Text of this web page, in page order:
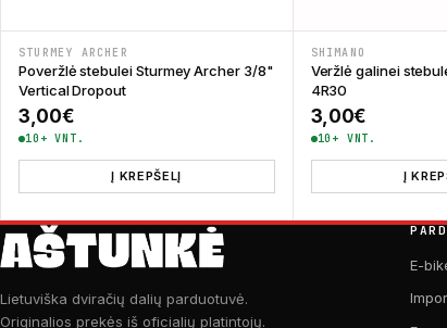
STURMEY ARCHER
Poveržlė stebulei Sturmey Archer 3/8"
Vertical Dropout
3,00€
10+ VNT.
Į KREPŠELĮ
SHIMANO
Veržlė galinei
4R30
3,00€
10+ VNT.
Į
Lietuviška dviračių dalių parduotuvė.
Originalios prekės iš oficialių platintojų.
E-